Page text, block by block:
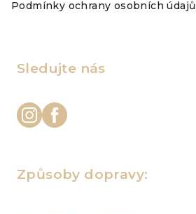
Podmínky ochrany osobních údajů
Sledujte nás
Způsoby dopravy: